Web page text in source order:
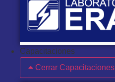
Capacitaciones
Cerrar Capacitaciones